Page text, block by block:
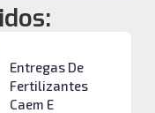
Entregas De
Fertilizantes
Caem E